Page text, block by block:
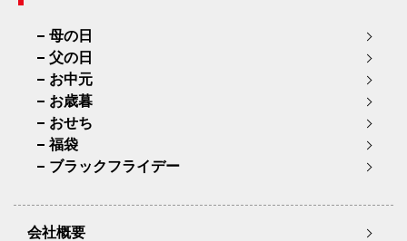
母の日
父の日
お中元
お歳暮
おせち
福袋
ブラックフライデー
会社概要